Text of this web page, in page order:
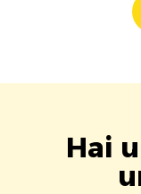
Hai